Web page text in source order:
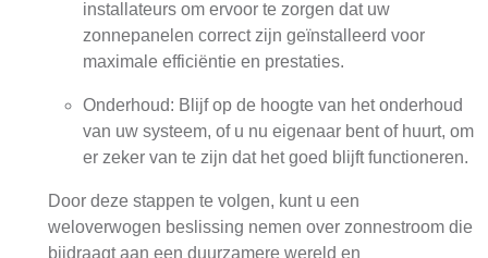
installateurs om ervoor te zorgen dat uw
zonnepanelen correct zijn geïnstalleerd voor
maximale efficiëntie en prestaties.
Onderhoud: Blijf op de hoogte van het onderhoud
van uw systeem, of u nu eigenaar bent of huurt, om
er zeker van te zijn dat het goed blijft functioneren.
Door deze stappen te volgen, kunt u een
weloverwogen beslissing nemen over zonnestroom die
bijdraagt aan een duurzamere wereld en